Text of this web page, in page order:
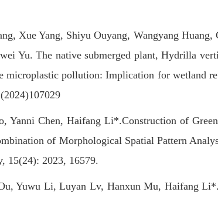
Xue Yang, Shiyu Ouyang, Wangyang Huang,
Yu. The native submerged plant, Hydrilla
microplastic pollution: Implication for wetland
Chen, Haifang Li*.Construction of Green
of Morphological Spatial Pattern
15(24): 2023, 16579.
Li, Luyan Lv, Hanxun Mu, Haifang Li*.